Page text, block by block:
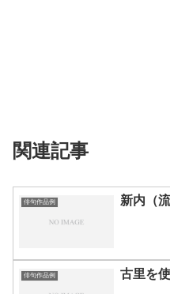
関連記事
俳句作品例 新内（
俳句作品例 古里を